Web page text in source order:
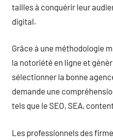
tailles à conquérir leur
digital.
Grâce à une méthodologie
la notoriété en ligne et
sélectionner la bonne
demande une
tels que le SEO, SEA,
Les professionnels des